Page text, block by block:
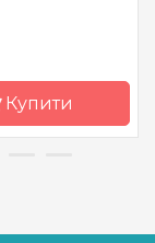
Купити
Німеччина